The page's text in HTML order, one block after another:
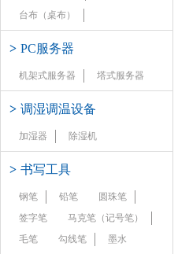
台布（桌布）
> PC服务器
机架式服务器 塔式服务器
> 调湿调温设备
加湿器 除湿机
> 书写工具
钢笔 铅笔
圆珠笔
签字笔
马克笔（记号笔）
毛笔
勾线笔
墨水